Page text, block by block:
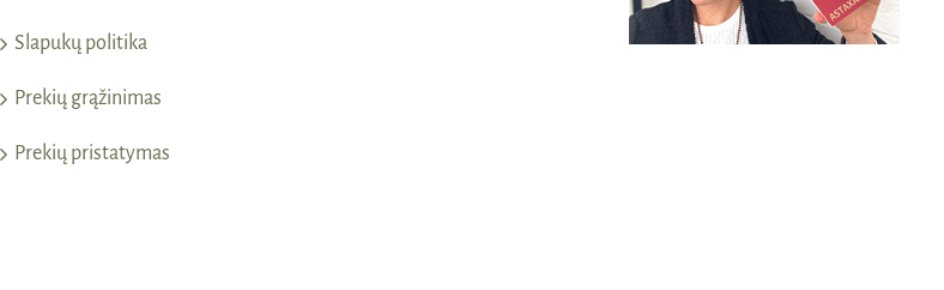
Slapukų politika
Prekių grąžinimas
Prekių pristatymas